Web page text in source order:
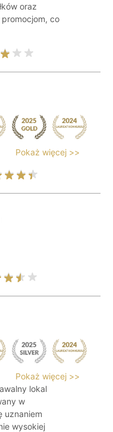
oraz
co
Pokaż więcej >>
Pokaż więcej >>
lokal
w
uznaniem
wysokiej